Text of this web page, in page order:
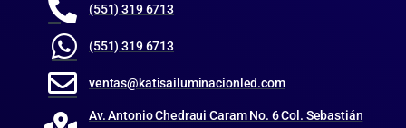
(551) 319 6713
(551) 319 6713
ventas@katisailuminacionled.com
Av. Antonio Chedraui Caram No. 6 Col. Sebastián